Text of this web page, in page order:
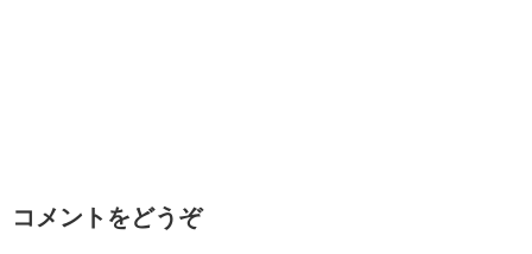
コメントをどうぞ